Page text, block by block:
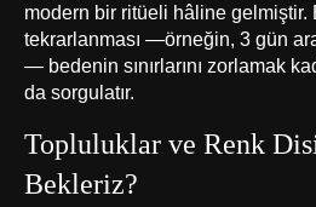
modern bir ritüeli hâline gelmiştir.
tekrarlanması —örneğin, 3 gün
— bedenin sınırlarını zorlamak
da sorgulatır.
Topluluklar ve Renk
Bekleriz?